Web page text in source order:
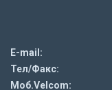
E-mail:
Тел/Факс:
Моб.Velcom: